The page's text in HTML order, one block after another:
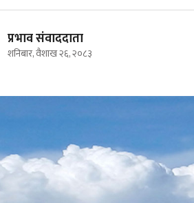
प्रभाव संवाददाता
शनिबार, वैशाख २६, २०८३